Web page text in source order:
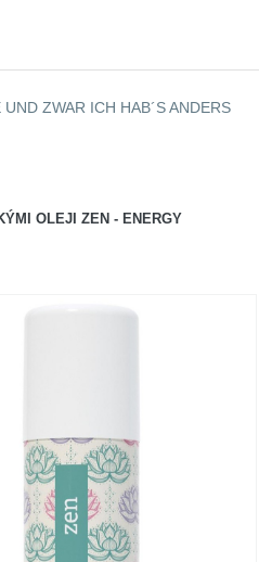
ZWAR ICH HAB´S ANDERS
OLEJI ZEN - ENERGY